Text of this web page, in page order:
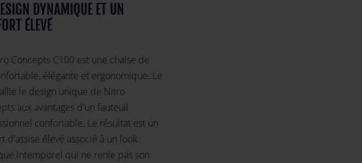
DYNAMIQUE ET UN
ÉLEVÉ
Concepts C100 est une chaise de
élégante et ergonomique. Le
le design unique de Nitro
aux avantages d'un fauteuil
confortable. Le résultat est un
d'assise élevé associé à un look
intemporel qui ne renie pas son